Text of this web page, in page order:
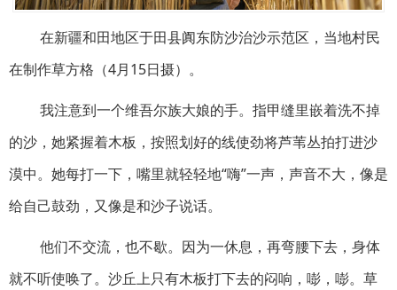
在新疆和田地区于田县阗东防沙治沙示范区，当地村民
在制作草方格（4月15日摄）。
我注意到一个维吾尔族大娘的手。指甲缝里嵌着洗不掉
的沙，她紧握着木板，按照划好的线使劲将芦苇丛拍打进沙
漠中。她每打一下，嘴里就轻轻地“嗨”一声，声音不大，像是
给自己鼓劲，又像是和沙子说话。
他们不交流，也不歇。因为一休息，再弯腰下去，身体
就不听使唤了。沙丘上只有木板打下去的闷响，嘭，嘭。草